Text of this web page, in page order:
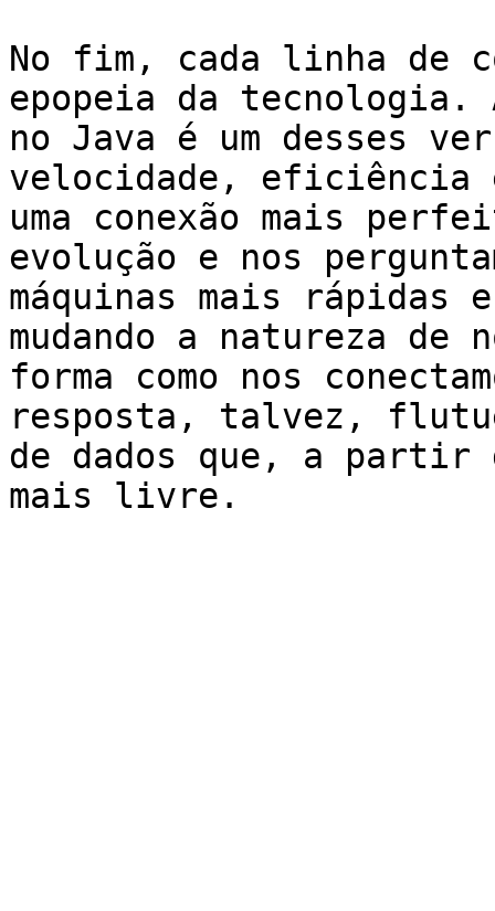
No fim, cada linha de
epopeia da tecnologia.
no Java é um desses
velocidade, eficiência
uma conexão mais
evolução e nos
máquinas mais rápidas
mudando a natureza
forma como nos
resposta, talvez,
de dados que, a partir
mais livre.